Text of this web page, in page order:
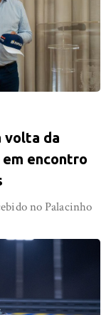
volta da
em encontro
no Palacinho